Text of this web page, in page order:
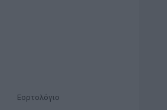
Εορτολόγιο